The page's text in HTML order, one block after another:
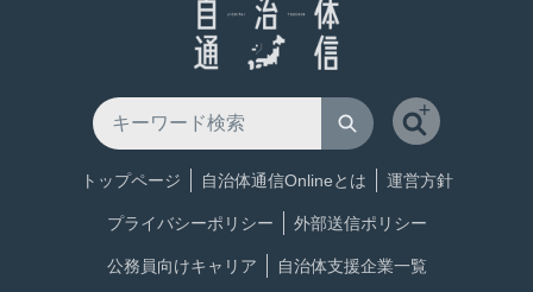
トップページ 自治体通信Onlineとは 運営方針
プライバシーポリシー 外部送信ポリシー
公務員向けキャリア 自治体支援企業一覧